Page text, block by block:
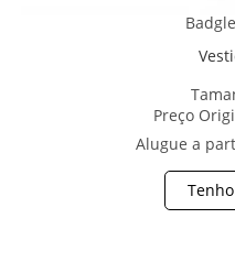
Preço
Alugue a